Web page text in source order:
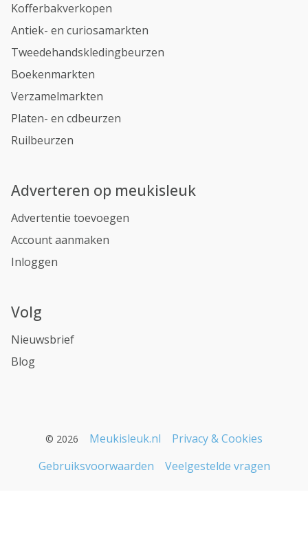
Kofferbakverkopen
Antiek- en curiosamarkten
Tweedehandskledingbeurzen
Boekenmarkten
Verzamelmarkten
Platen- en cdbeurzen
Ruilbeurzen
Adverteren op meukisleuk
Advertentie toevoegen
Account aanmaken
Inloggen
Volg
Nieuwsbrief
Blog
© 2026 Meukisleuk.nl
Privacy & Cookies
Gebruiksvoorwaarden
Veelgestelde vragen